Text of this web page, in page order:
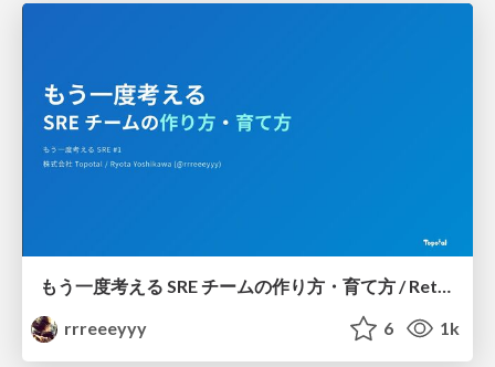
もう一度考える SRE チームの作り方・育て方 / Rethinking SRE #1: Building and Growing SRE Teams
rrreeeyyy
6 1k